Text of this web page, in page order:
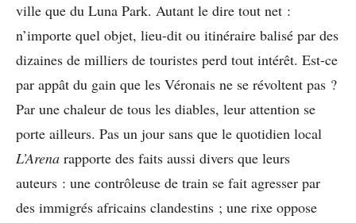
ville que du Luna Park. Autant le dire tout net :
n’importe quel objet, lieu-dit ou itinéraire balisé par des
dizaines de milliers de touristes perd tout intérêt. Est-ce
par appât du gain que les Véronais ne se révoltent pas ?
Par une chaleur de tous les diables, leur attention se
porte ailleurs. Pas un jour sans que le quotidien local
L’Arena rapporte des faits aussi divers que leurs
auteurs : une contrôleuse de train se fait agresser par
des immigrés africains clandestins ; une rixe oppose